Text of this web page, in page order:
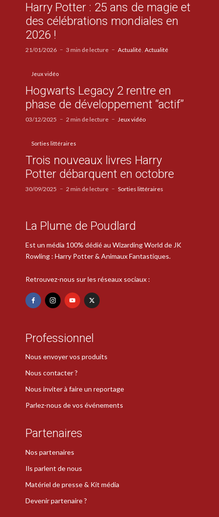
Harry Potter : 25 ans de magie et
des célébrations mondiales en
2026 !
21/01/2026 3 min de lecture Actualité Actualité
Jeux vidéo
Hogwarts Legacy 2 rentre en
phase de développement “actif”
03/12/2025 2 min de lecture Jeux vidéo
Sorties littéraires
Trois nouveaux livres Harry
Potter débarquent en octobre
30/09/2025 2 min de lecture Sorties littéraires
La Plume de Poudlard
Est un média 100% dédié au Wizarding World de JK
Rowling : Harry Potter & Animaux Fantastiques.
Retrouvez-nous sur les réseaux sociaux :
Professionnel
Nous envoyer vos produits
Nous contacter ?
Nous inviter à faire un reportage
Parlez-nous de vos événements
Partenaires
Nos partenaires
Ils parlent de nous
Matériel de presse & Kit média
Devenir partenaire ?